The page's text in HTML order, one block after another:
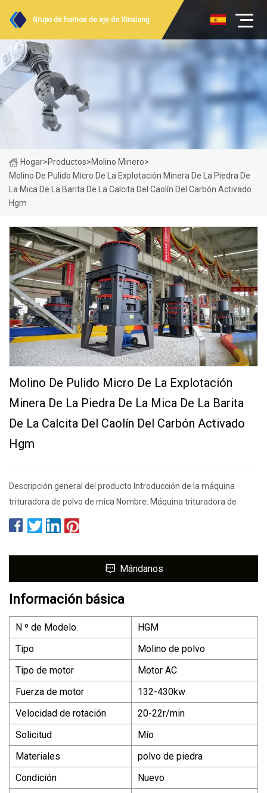
Grupo de hornos de eje de Xinxiang
Hogar>Productos>Molino Minero>
Molino De Pulido Micro De La Explotación Minera De La Piedra De
La Mica De La Barita De La Calcita Del Caolín Del Carbón Activado
Hgm
Molino De Pulido Micro De La Explotación
Minera De La Piedra De La Mica De La Barita
De La Calcita Del Caolín Del Carbón Activado
Hgm
Descripción general del producto Introducción de la máquina
trituradora de polvo de mica Nombre: Máquina trituradora de
Mándanos
Información básica
N º de Modelo.
HGM
Tipo
Molino de polvo
Tipo de motor
Motor AC
Fuerza de motor
132-430kw
Velocidad de rotación
20-22r/min
Solicitud
Mío
Materiales
polvo de piedra
Condición
Nuevo